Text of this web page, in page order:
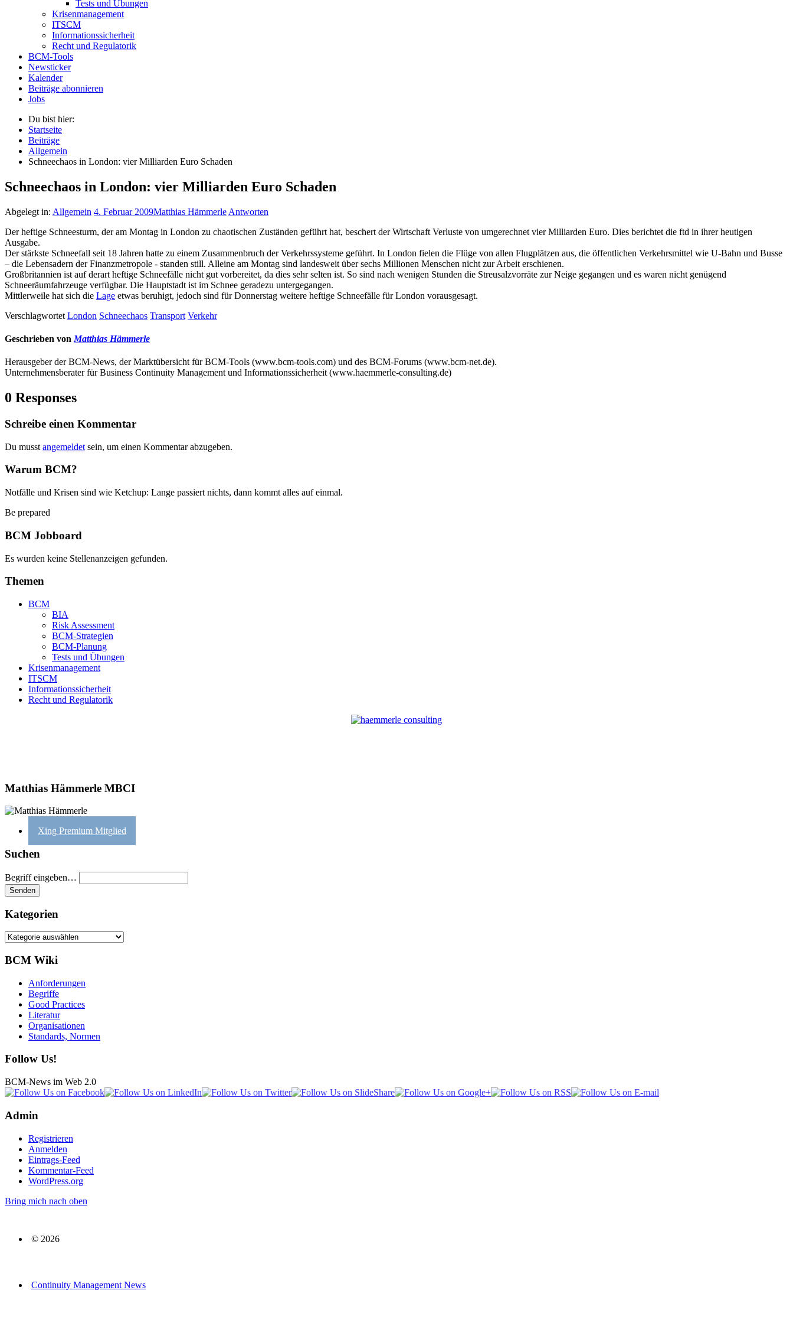
Tests und Übungen
Krisenmanagement
ITSCM
Informationssicherheit
Recht und Regulatorik
BCM-Tools
Newsticker
Kalender
Beiträge abonnieren
Jobs
Du bist hier:
Startseite
Beiträge
Allgemein
Schneechaos in London: vier Milliarden Euro Schaden
Schneechaos in London: vier Milliarden Euro Schaden
Abgelegt in: Allgemein 4. Februar 2009Matthias Hämmerle Antworten
Der heftige Schneesturm, der am Montag in London zu chaotischen Zuständen geführt hat, beschert der Wirtschaft Verluste von umgerechnet vier Milliarden Euro. Dies berichtet die ftd in ihrer heutigen
Ausgabe.
Der stärkste Schneefall seit 18 Jahren hatte zu einem Zusammenbruch der Verkehrssysteme geführt. In London fielen die Flüge von allen Flugplätzen aus, die öffentlichen Verkehrsmittel wie U-Bahn und Busse
– die Lebensadern der Finanzmetropole - standen still. Alleine am Montag sind landesweit über sechs Millionen Menschen nicht zur Arbeit erschienen.
Großbritannien ist auf derart heftige Schneefälle nicht gut vorbereitet, da dies sehr selten ist. So sind nach wenigen Stunden die Streusalzvorräte zur Neige gegangen und es waren nicht genügend
Schneeräumfahrzeuge verfügbar. Die Hauptstadt ist im Schnee geradezu untergegangen.
Mittlerweile hat sich die Lage etwas beruhigt, jedoch sind für Donnerstag weitere heftige Schneefälle für London vorausgesagt.
Verschlagwortet London Schneechaos Transport Verkehr
Geschrieben von Matthias Hämmerle
Herausgeber der BCM-News, der Marktübersicht für BCM-Tools (www.bcm-tools.com) und des BCM-Forums (www.bcm-net.de).
Unternehmensberater für Business Continuity Management und Informationssicherheit (www.haemmerle-consulting.de)
0 Responses
Schreibe einen Kommentar
Du musst angemeldet sein, um einen Kommentar abzugeben.
Warum BCM?
Notfälle und Krisen sind wie Ketchup: Lange passiert nichts, dann kommt alles auf einmal.
Be prepared
BCM Jobboard
Es wurden keine Stellenanzeigen gefunden.
Themen
BCM
BIA
Risk Assessment
BCM-Strategien
BCM-Planung
Tests und Übungen
Krisenmanagement
ITSCM
Informationssicherheit
Recht und Regulatorik
Matthias Hämmerle MBCI
Xing Premium Mitglied
Suchen
Begriff eingeben…
Kategorien
Kategorien
BCM Wiki
Anforderungen
Begriffe
Good Practices
Literatur
Organisationen
Standards, Normen
Follow Us!
BCM-News im Web 2.0
Admin
Registrieren
Anmelden
Eintrags-Feed
Kommentar-Feed
WordPress.org
Bring mich nach oben
© 2026
Continuity Management News